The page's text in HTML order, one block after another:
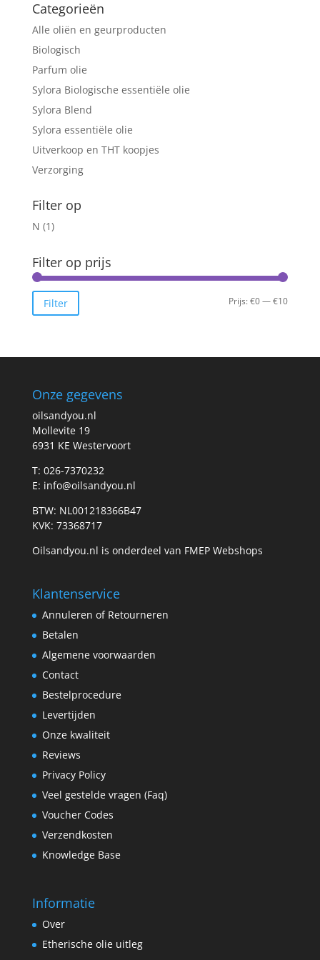
Categorieën
Alle oliën en geurproducten
Biologisch
Parfum olie
Sylora Biologische essentiële olie
Sylora Blend
Sylora essentiële olie
Uitverkoop en THT koopjes
Verzorging
Filter op
N (1)
Filter op prijs
Min.
Max.
Filter Prijs:€0—€10
Onze gegevens
oilsandyou.nl
Mollevite 19
6931 KE Westervoort
T: 026-7370232
E: info@oilsandyou.nl
BTW: NL001218366B47
KVK: 73368717
Oilsandyou.nl is onderdeel van FMEP Webshops
Klantenservice
Annuleren of Retourneren
Betalen
Algemene voorwaarden
Contact
Bestelprocedure
Levertijden
Onze kwaliteit
Reviews
Privacy Policy
Veel gestelde vragen (Faq)
Voucher Codes
Verzendkosten
Knowledge Base
Informatie
Over
Etherische olie uitleg